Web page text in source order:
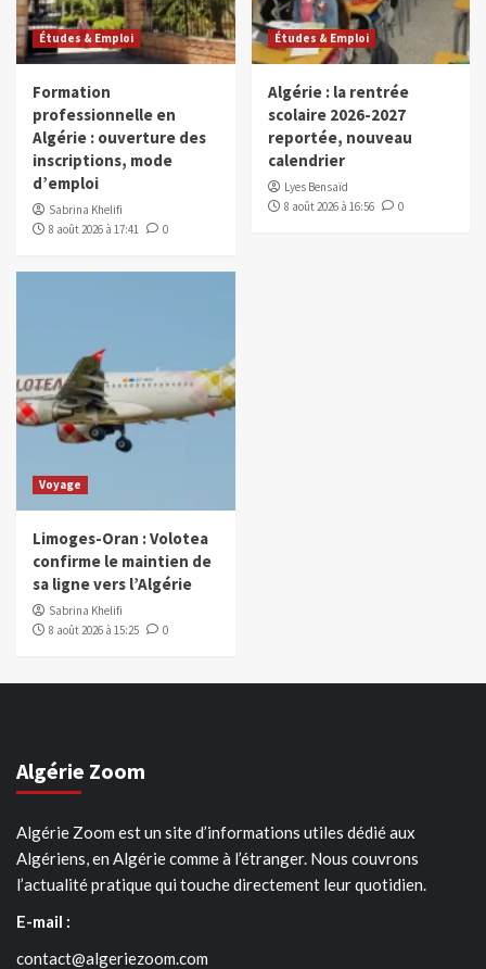
Études & Emploi
Formation
professionnelle en
Algérie : ouverture des
inscriptions, mode
d’emploi
Sabrina Khelifi
8 août 2026 à 17:41
0
Études & Emploi
Algérie : la rentrée
scolaire 2026-2027
reportée, nouveau
calendrier
Lyes Bensaïd
8 août 2026 à 16:56
0
Voyage
Limoges-Oran : Volotea
confirme le maintien de
sa ligne vers l’Algérie
Sabrina Khelifi
8 août 2026 à 15:25
0
Algérie Zoom
Algérie Zoom est un site d’informations utiles dédié aux
Algériens, en Algérie comme à l’étranger. Nous couvrons
l’actualité pratique qui touche directement leur quotidien.
E-mail :
contact@algeriezoom.com